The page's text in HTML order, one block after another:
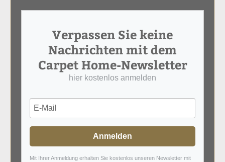
Verpassen Sie keine
Nachrichten mit dem
Carpet Home-Newsletter
hier kostenlos anmelden
Anmelden
Mit Ihrer Anmeldung erhalten Sie kostenlos unseren Newsletter mit